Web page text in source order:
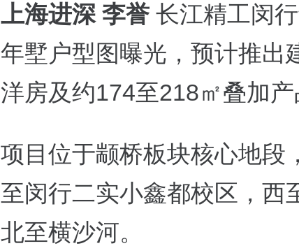
上海进深 李誉 长江精工闵
年墅户型图曝光，预计推出
洋房及约174至218㎡叠加产
项目位于颛桥板块核心地段
至闵行二实小鑫都校区，西
北至横沙河。